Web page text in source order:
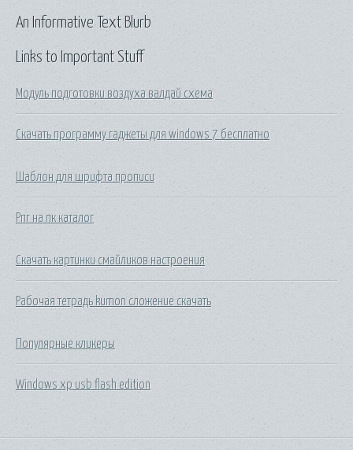
Links to Important Stuff
Модуль подготовки воздуха валдай схема
Скачать программу гаджеты для windows 7 бесплатно
Шаблон для шрифта прописи
Рпг на пк каталог
Скачать картинки смайликов настроения
Рабочая тетрадь kumon сложение скачать
Популярные кликеры
Windows xp usb flash edition
An Informative Text Blurb